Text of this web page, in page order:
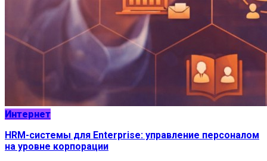
Интернет
HRM-системы для Enterprise: управление персоналом
на уровне корпорации